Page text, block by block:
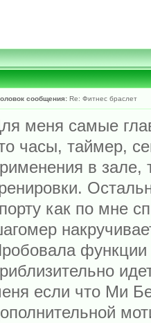
сообщения: Re: Фитнес браслет
меня самые
часы, таймер,
в зале,
как по мне
функции
если что Ми